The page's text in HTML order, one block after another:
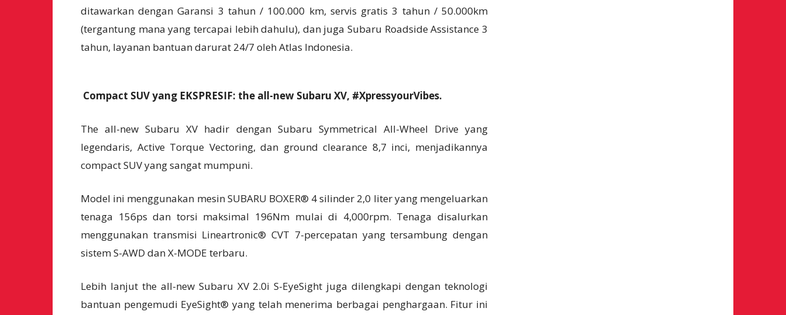
ditawarkan dengan Garansi 3 tahun / 100.000 km, servis gratis 3 tahun / 50.000km
(tergantung mana yang tercapai lebih dahulu), dan juga Subaru Roadside Assistance 3
tahun, layanan bantuan darurat 24/7 oleh Atlas Indonesia.
Compact SUV yang EKSPRESIF: the all-new Subaru XV, #XpressyourVibes.
The all-new Subaru XV hadir dengan Subaru Symmetrical All-Wheel Drive yang
legendaris, Active Torque Vectoring, dan ground clearance 8,7 inci, menjadikannya
compact SUV yang sangat mumpuni.
Model ini menggunakan mesin SUBARU BOXER® 4 silinder 2,0 liter yang mengeluarkan
tenaga 156ps dan torsi maksimal 196Nm mulai di 4,000rpm. Tenaga disalurkan
menggunakan transmisi Lineartronic® CVT 7-percepatan yang tersambung dengan
sistem S-AWD dan X-MODE terbaru.
Lebih lanjut the all-new Subaru XV 2.0i S-EyeSight juga dilengkapi dengan teknologi
bantuan pengemudi EyeSight® yang telah menerima berbagai penghargaan. Fitur ini